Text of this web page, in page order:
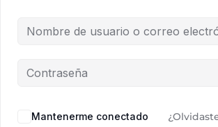
Mantenerme conectado